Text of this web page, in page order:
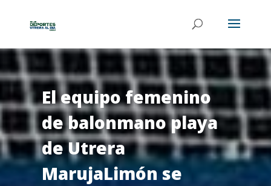
El equipo femenino
de balonmano playa
de Utrera
MarujaLimón se